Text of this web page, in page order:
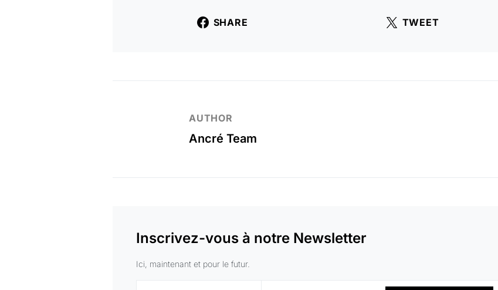
SHARE TWEET
AUTHOR
Ancré Team
Inscrivez-vous à notre Newsletter
Ici, maintenant et pour le futur.